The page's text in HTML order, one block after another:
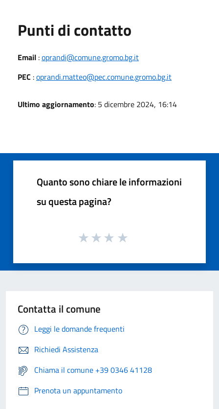
Punti di contatto
Email :oprandi@comune.gromo.bg.it
PEC :oprandi.matteo@pec.comune.gromo.bg.it
Ultimo aggiornamento: 5 dicembre 2024, 16:14
Quanto sono chiare le informazioni
su questa pagina?
Contatta il comune
Leggi le domande frequenti
Richiedi Assistenza
Chiama il comune +39 0346 41128
Prenota un appuntamento